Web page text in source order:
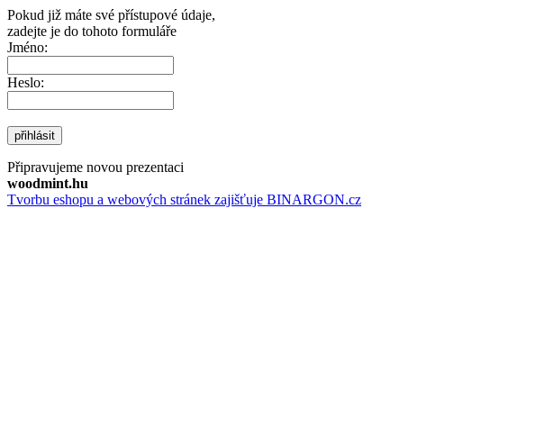
Pokud již máte své přístupové údaje,
zadejte je do tohoto formuláře
Jméno:
Heslo:
přihlásit
Připravujeme novou prezentaci
woodmint.hu
Tvorbu eshopu a webových stránek zajišťuje BINARGON.cz